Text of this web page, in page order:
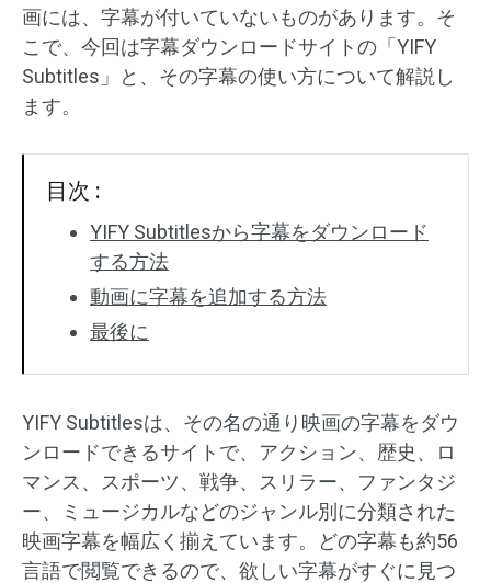
動画色調整
回転/反転
透かしなし
画には、字幕が付いていないものがあります。そ
こで、今回は字幕ダウンロードサイトの「YIFY
Subtitles」と、その字幕の使い方について解説し
ます。
目次 :
YIFY Subtitlesから字幕をダウンロード
する方法
動画に字幕を追加する方法
最後に
YIFY Subtitlesは、その名の通り映画の字幕をダウ
ンロードできるサイトで、アクション、歴史、ロ
マンス、スポーツ、戦争、スリラー、ファンタジ
ー、ミュージカルなどのジャンル別に分類された
映画字幕を幅広く揃えています。どの字幕も約56
言語で閲覧できるので、欲しい字幕がすぐに見つ